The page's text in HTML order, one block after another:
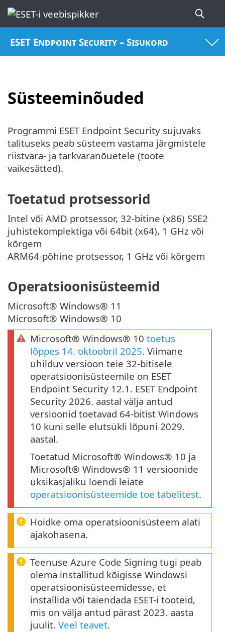
ESET Endpoint Security – Sisukord
Süsteeminõuded
Programmi ESET Endpoint Security sujuvaks
talituseks peab süsteem vastama järgmistele
riistvara- ja tarkvaranõuetele (toote
vaikesätted).
Toetatud protsessorid
Intel või AMD protsessor, 32-bitine (x86) SSE2
juhistekomplektiga või 64bit (x64), 1 GHz või
kõrgem
ARM64-põhine protsessor, 1 GHz või kõrgem
Operatsioonisüsteemid
Microsoft® Windows® 11
Microsoft® Windows® 10
Microsoft® Windows® 10 toetus
lõppes 14. oktoobril 2025. Viimane
ühilduv versioon teie 32-bitisele
operatsioonisüsteemile on ESET
Endpoint Security 12.1. ESET Endpoint
Security 2026. aastal välja antud
versioonid toetavad 64-bitist Windows
10 kuni selle elutsükli lõpuni 2029.
aastal.
Toetatud Microsoft® Windows® 10 ja
Microsoft® Windows® 11 versioonide
üksikasjaliku loendi leiate
operatsioonisüsteemide toe tabelitest.
Hoidke oma operatsioonisüsteem alati
ajakohasena.
Teenuse Azure Code Signing tugi peab
olema installitud kõigisse Windowsi
operatsioonisüsteemidesse, et
installida või täiendada ESET-i tooteid,
mis on välja antud pärast 2023. aasta
juulit. Veel teavet.